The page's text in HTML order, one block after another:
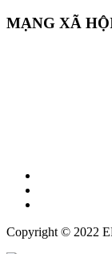
MẠNG XÃ
Copyright © 2022